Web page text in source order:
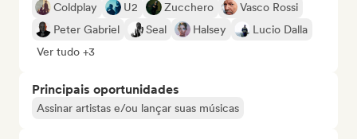
Coldplay U2 Zucchero
Vasco Rossi
Peter Gabriel
Seal Halsey
Lucio Dalla
Ver tudo +3
Principais oportunidades
Assinar artistas e/ou lançar suas músicas